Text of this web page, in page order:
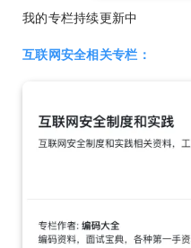
我的专栏持续更新中
互联网安全相关专栏：